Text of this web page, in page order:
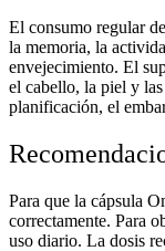
El consumo regular
la memoria, la
envejecimiento. El
el cabello, la piel y
planificación, el
Para que la cápsula
correctamente. Para
uso diario. La dosis